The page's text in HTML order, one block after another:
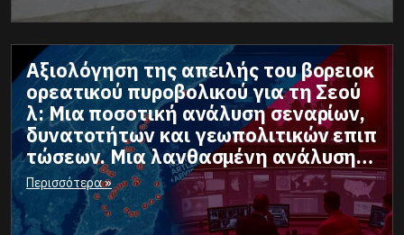
Αξιολόγηση της απειλής του βορειοκ
ορεατικού πυροβολικού για τη Σεού
λ: Μια ποσοτική ανάλυση σεναρίων,
δυνατοτήτων και γεωπολιτικών επιπ
τώσεων. Μια λανθασμένη ανάλυση π
ου αν πας να την εφαρμόσεις στην π
ράξη θα μπλέξεις σε έναν μακροχρόν
ιο πόλεμο φθοράς.
Περισσότερα »